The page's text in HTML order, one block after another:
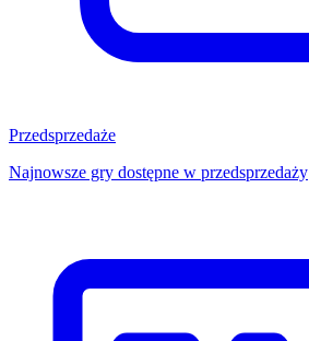
Przedsprzedaże
Najnowsze gry dostępne w przedsprzedaży